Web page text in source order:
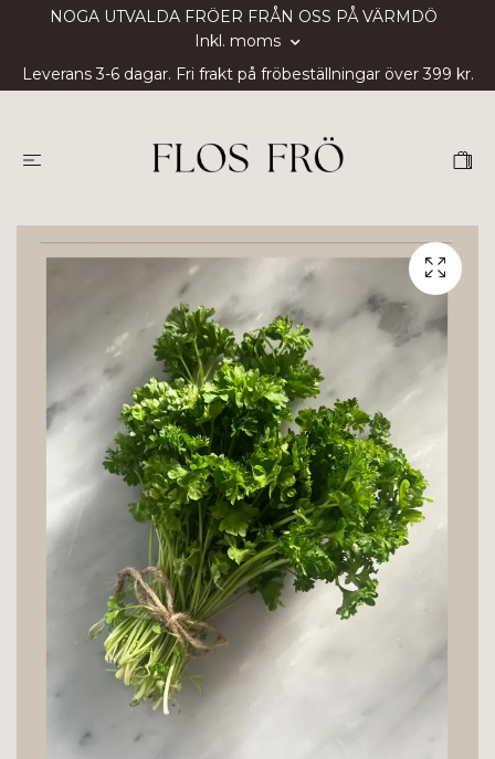
NOGA UTVALDA FRÖER FRÅN OSS PÅ VÄRMDÖ
Inkl. moms
Leverans 3-6 dagar. Fri frakt på fröbeställningar över 399 kr.